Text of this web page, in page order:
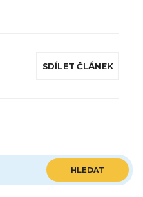
SDÍLET ČLÁNEK
HLEDAT